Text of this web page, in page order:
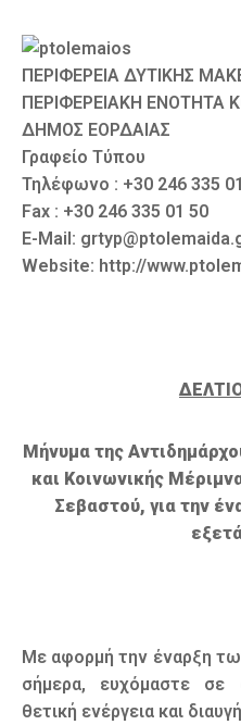
ΠΕΡΙΦΕΡΕΙΑ ΔΥΤΙΚΗΣ
ΠΕΡΙΦΕΡΕΙΑΚΗ ΕΝΟΤΗΤΑ
ΔΗΜΟΣ ΕΟΡΔΑΙΑΣ
Γραφείο Τύπου
Τηλέφωνο : +30 246 335
Fax : +30 246 335 01 50
E-Mail:
Website: http://
Μήνυμα της
και Κοινωνικής
Σεβαστού, για την
Με αφορμή την έναρξη
σήμερα, ευχόμαστε σε
θετική ενέργεια και